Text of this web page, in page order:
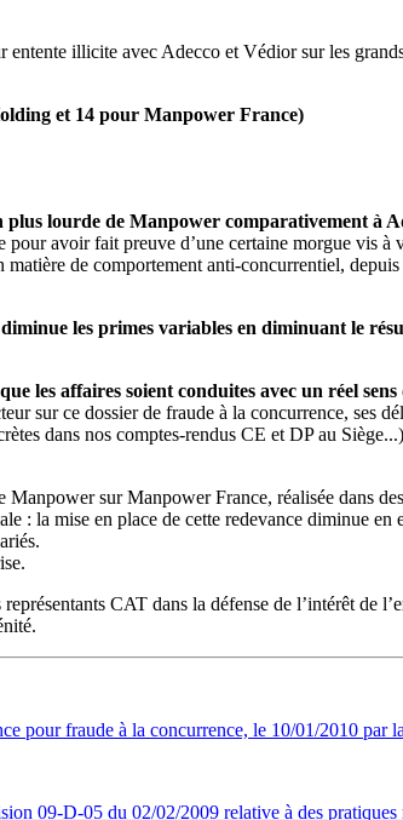
illicite avec Adecco et Védior sur les
et 14 pour Manpower France)
plus lourde de Manpower comparativement à
avoir fait preuve d’une certaine morgue vis
matière de comportement anti-concurrentiel,
les primes variables en diminuant le
les affaires soient conduites avec un réel sens
sur ce dossier de fraude à la concurrence, ses
dans nos comptes-rendus CE et DP au
sur Manpower France, réalisée dans
: la mise en place de cette redevance diminue
CAT dans la défense de l’intérêt de
pour fraude à la concurrence, le 10/01/2010 par
09-D-05 du 02/02/2009 relative à des